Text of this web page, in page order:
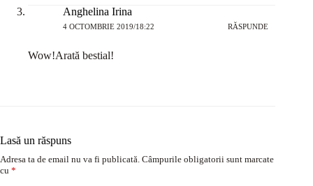
Anghelina Irina
4 OCTOMBRIE 2019/18:22 RĂSPUNDE
Wow!Arată bestial!
Lasă un răspuns
Adresa ta de email nu va fi publicată. Câmpurile obligatorii sunt marcate
cu *